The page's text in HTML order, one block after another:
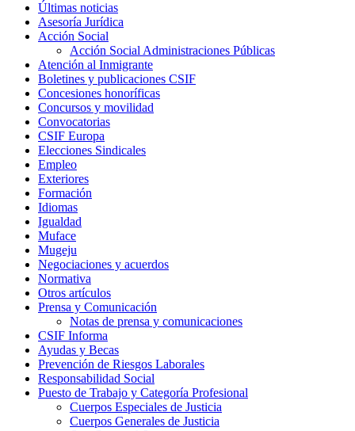
Últimas noticias
Asesoría Jurídica
Acción Social
Acción Social Administraciones Públicas
Atención al Inmigrante
Boletines y publicaciones CSIF
Concesiones honoríficas
Concursos y movilidad
Convocatorias
CSIF Europa
Elecciones Sindicales
Empleo
Exteriores
Formación
Idiomas
Igualdad
Muface
Mugeju
Negociaciones y acuerdos
Normativa
Otros artículos
Prensa y Comunicación
Notas de prensa y comunicaciones
CSIF Informa
Ayudas y Becas
Prevención de Riesgos Laborales
Responsabilidad Social
Puesto de Trabajo y Categoría Profesional
Cuerpos Especiales de Justicia
Cuerpos Generales de Justicia